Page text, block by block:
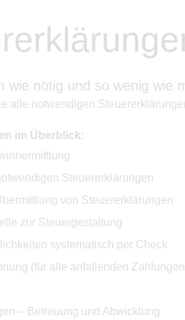
wie nötig und so wenig wie
alle notwendigen
im Überblick:
Steuererklärungen
von Steuererklärungen
zur Steuergestaltung
systematisch per Check
(für alle anfallenden
– Betreuung und Abwicklung